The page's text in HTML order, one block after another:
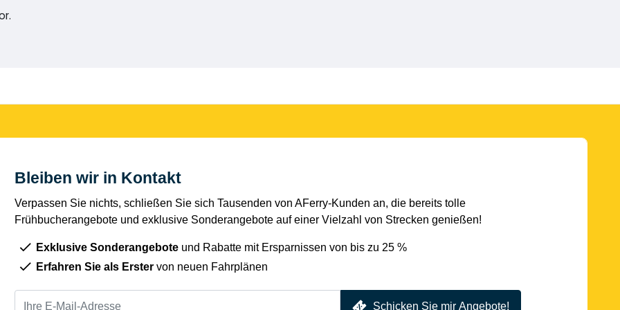
Bleiben wir in Kontakt
Verpassen Sie nichts, schließen Sie sich Tausenden von AFerry-Kunden an, die bereits tolle
Frühbucherangebote und exklusive Sonderangebote auf einer Vielzahl von Strecken genießen!
Exklusive Sonderangebote und Rabatte mit Ersparnissen von bis zu 25 %
Erfahren Sie als Erster von neuen Fahrplänen
Schicken Sie mir Angebote!